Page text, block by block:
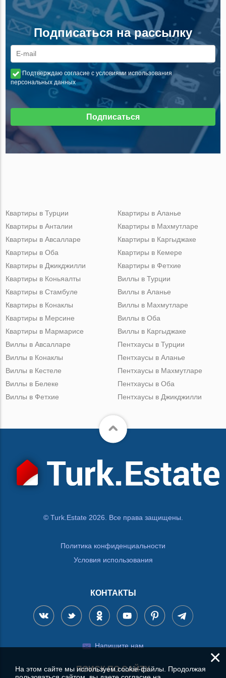
Подписаться на рассылку
Подтверждаю согласие с условиями использования
персональных данных
Подписаться
Квартиры в Турции
Квартиры в Анталии
Квартиры в Авсалларе
Квартиры в Оба
Квартиры в Джикджилли
Квартиры в Аланье
Квартиры в Махмутларе
Квартиры в Каргыджаке
Квартиры в Кемере
Квартиры в Фетхие
Квартиры в Коньяалты
Квартиры в Стамбуле
Квартиры в Конаклы
Квартиры в Мерсине
Квартиры в Мармарисе
Виллы в Турции
Виллы в Аланье
Виллы в Махмутларе
Виллы в Оба
Виллы в Каргыджаке
Виллы в Авсалларе
Виллы в Конаклы
Виллы в Кестеле
Виллы в Белеке
Виллы в Фетхие
Пентхаусы в Турции
Пентхаусы в Аланье
Пентхаусы в Махмутларе
Пентхаусы в Оба
Пентхаусы в Джикджилли
© Turk.Estate 2026. Все права защищены.
Политика конфиденциальности
Условия использования
КОНТАКТЫ
Напишите нам
ПОИСК ПО САЙТУ
×
На этом сайте мы используем cookie-файлы. Продолжая